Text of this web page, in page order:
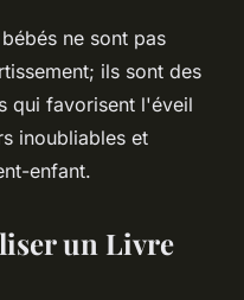
ne sont pas
ils sont des
qui favorisent l'éveil
inoubliables et
enfant.
un Livre